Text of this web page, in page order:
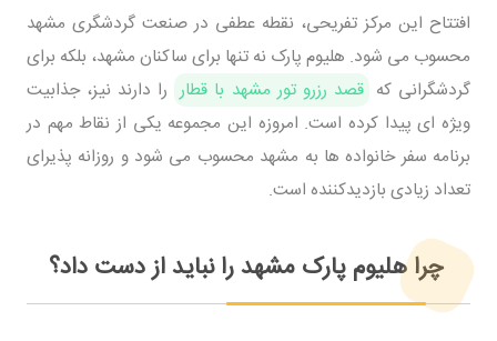
افتتاح این مرکز تفریحی، نقطه عطفی در صنعت گردشگری مشهد
محسوب می شود. هلیوم پارک نه تنها برای ساکنان مشهد، بلکه برای
گردشگرانی که قصد رزرو تور مشهد با قطار را دارند نیز، جذابیت
ویژه ای پیدا کرده است. امروزه این مجموعه یکی از نقاط مهم در
برنامه سفر خانواده ها به مشهد محسوب می شود و روزانه پذیرای
تعداد زیادی بازدیدکننده است.
چرا هلیوم پارک مشهد را نباید از دست داد؟